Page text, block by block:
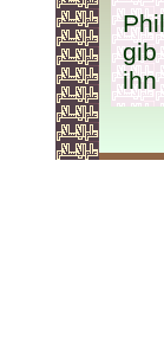
gib
ihn